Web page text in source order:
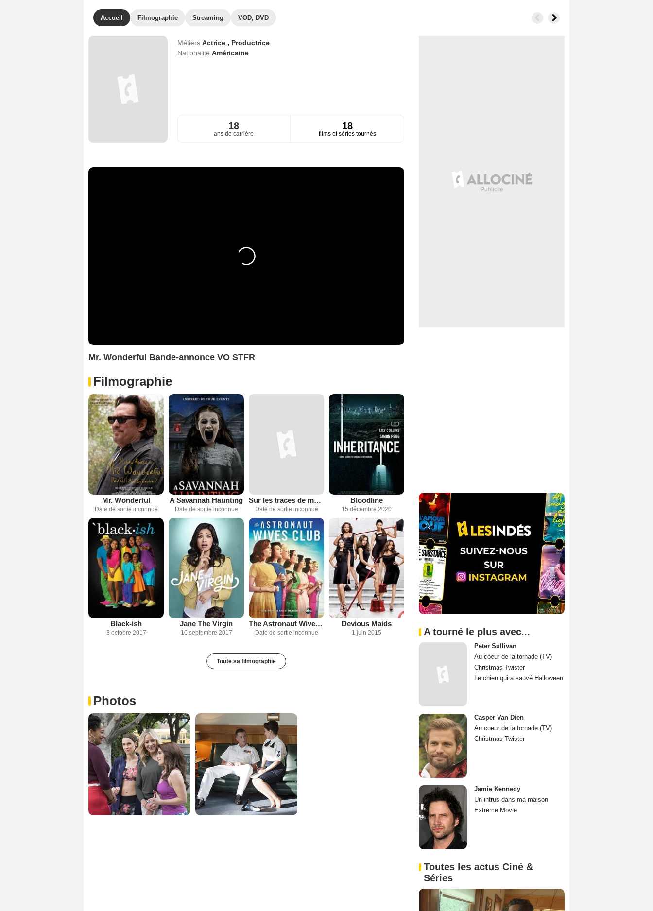
Accueil Filmographie Streaming VOD, DVD
Métiers Actrice , Productrice
Nationalité Américaine
18
ans de carrière
18
films et séries tournés
Mr. Wonderful Bande-annonce VO STFR
Filmographie
Mr. Wonderful
Date de sortie inconnue
A Savannah Haunting
Date de sortie inconnue
Sur les traces de ma soeur
Date de sortie inconnue
Bloodline
15 décembre 2020
Black-ish
3 octobre 2017
Jane The Virgin
10 septembre 2017
The Astronaut Wives Club
Date de sortie inconnue
Devious Maids
1 juin 2015
Toute sa filmographie
Photos
A tourné le plus avec...
Peter Sullivan
Au coeur de la tornade (TV)
Christmas Twister
Le chien qui a sauvé Halloween
Casper Van Dien
Au coeur de la tornade (TV)
Christmas Twister
Jamie Kennedy
Un intrus dans ma maison
Extreme Movie
Toutes les actus Ciné &
Séries